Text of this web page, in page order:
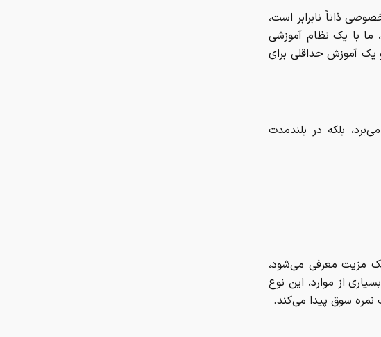
ذاتاً نابرابر است،
با یک نظام آموزشی
یک آموزش حداقلی برای
بلکه در بلندمدت
مزیت معرفی می‌شود،
از موارد، این نوع
سوق پیدا می‌کند.